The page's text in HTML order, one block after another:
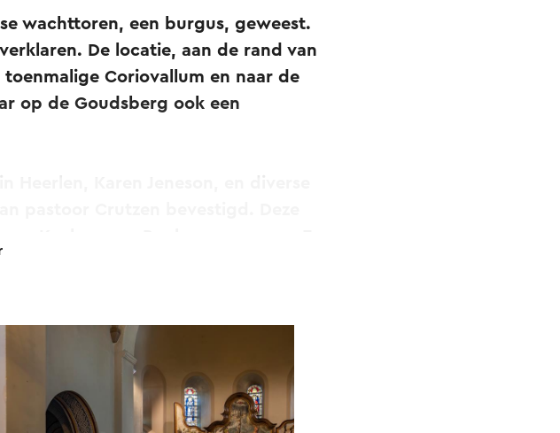
wachttoren, een burgus, geweest.
De locatie, aan de rand van
Coriovallum en naar de
op de Goudsberg ook een
Keulen naar Boulogne-sur-mer. Er
te Reims hier de ruïne aan van
omgebouwd tot een sacrale